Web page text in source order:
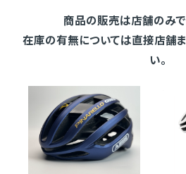
商品の販売は店舗のみで
在庫の有無については直接店舗
い。